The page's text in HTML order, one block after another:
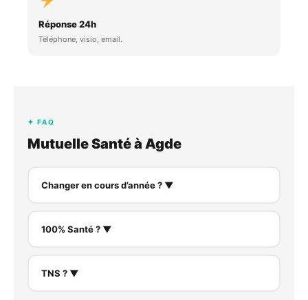
Réponse 24h
Téléphone, visio, email.
✦ FAQ
Mutuelle Santé à Agde
Changer en cours d’année ? ▼
100% Santé ? ▼
TNS ? ▼